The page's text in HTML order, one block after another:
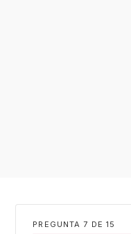
PREGUNTA DE 15